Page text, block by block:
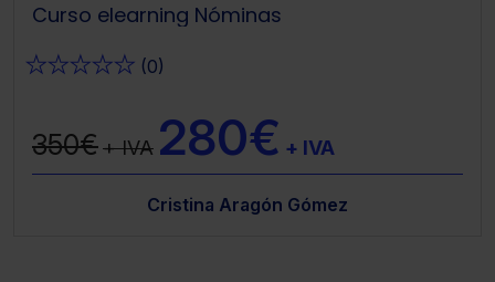
Curso elearning Nóminas
★★★★★ (0)
350€+ IVA 280€ + IVA
Cristina Aragón Gómez